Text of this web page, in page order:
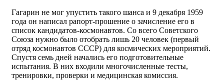
Гагарин не мог упустить такого шанса и 9 декабря 1959
года он написал рапорт-прошение о зачисление его в
список кандидатов-космонавтов. Со всего Советского
Союза нужно было отобрать лишь 20 человек (первый
отряд космонавтов СССР) для космических мероприятий.
Спустя семь дней начались его подготовительные
испытания. В них входили многочисленные тесты,
тренировки, проверки и медицинская комиссия.